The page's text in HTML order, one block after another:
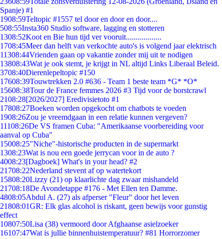
Spanje) #1
1908:59Teltopic #1557 tel door en door en door....
508:55Insta360 Studio software, lagging en stotteren
1308:52Koot en Bie hun tijd ver vooruit..................
1708:45Meer dan helft van verkochte auto's is volgend jaar elektrisch
11308:44Vrienden gaan op vakantie zonder mij uit te nodigen
13808:43Wat je ook stemt, je krijgt in NL altijd Links Liberaal Beleid.
3708:40Dierenlepeltopic #150
17608:39Touwtrekken 2.0 #636 - Team 1 beste team *G* *O*
15608:38Tour de France femmes 2026 #3 Tijd voor de borstcrawl
2108:28[2026/2027] Eredivisietoto #1
17808:27Boeken worden opgekocht om chatbots te voeden
1908:26Zou je vreemdgaan in een relatie kunnen vergeven?
11108:26De VS framen Cuba: "Amerikaanse voorbereiding voor
aanval op Cuba"
15008:25"Niche"-historische producten in de supermarkt
1308:23Wat is nou een goede jerrycan voor in de auto ?
4008:23[Dagboek] What's in your head? #2
21708:22Nederland stevent af op watertekort
15808:20Lizzy (21) op klaarlichte dag zwaar mishandeld
21708:18De Avondetappe #176 - Met Ellen ten Damme.
4808:05Abdul A. (27) als afperser "Fleur" door het leven
21808:01GR: Elk glas alcohol is riskant, geen bewijs voor gunstig
effect
10807:50Lisa (38) vermoord door Afghaanse asielzoeker
16107:47Wat is jullie binnenhuistemperatuur? #81 Horrorzomer